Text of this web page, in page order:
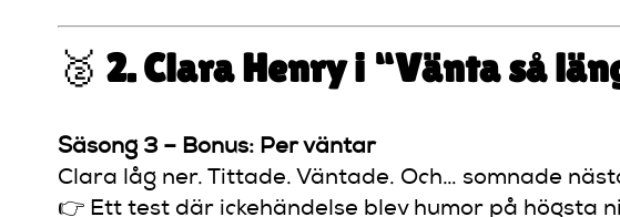
🥈 2. Clara Henry i “Vänta så
Säsong 3 – Bonus: Per väntar
Clara låg ner. Tittade. Väntade. Och… somnade
👉 Ett test där ickehändelse blev humor på högsta